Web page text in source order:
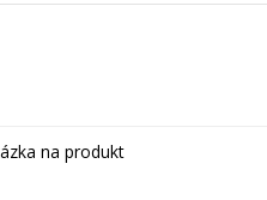
na produkt